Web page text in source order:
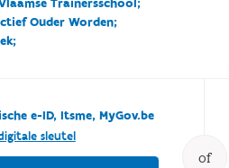
Trainersschool;
Ouder Worden;
of
e-ID, Itsme, MyGov.be
sleutel